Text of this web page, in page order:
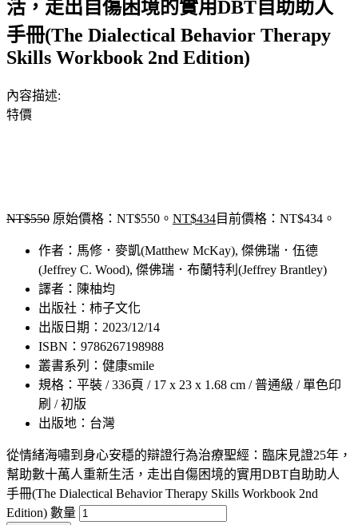
活，走出自傷困境的實用DBT自助助人
手冊(The Dialectical Behavior Therapy
Skills Workbook 2nd Edition)
內容描述:
特價
NT$550 原始價格：NT$550。 NT$434目前價格：NT$434。
作者：馬修．麥凱(Matthew McKay), 傑佛瑞．伍德
(Jeffrey C. Wood), 傑佛瑞．布蘭特利(Jeffrey Brantley)
譯者：陳柚均
出版社：柿子文化
出版日期：2023/12/14
ISBN：9786267198988
叢書系列：健康smile
規格：平裝 / 336頁 / 17 x 23 x 1.68 cm / 普通級 / 單色印
刷 / 初版
出版地：台灣
從情緒海嘯到身心安穩的辯證行為治療聖經：臨床見證25年，
幫助數十萬人重新生活，走出自傷困境的實用DBT自助助人
手冊(The Dialectical Behavior Therapy Skills Workbook 2nd
Edition) 數量